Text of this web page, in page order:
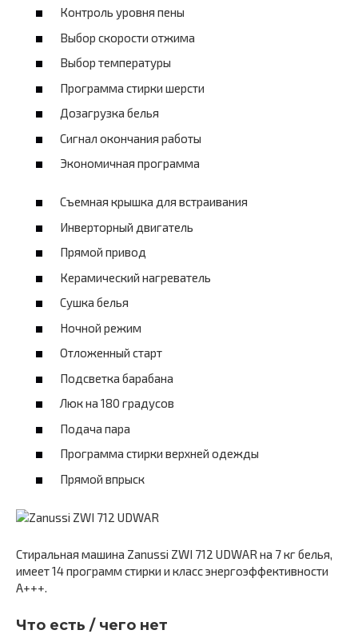
Контроль уровня пены
Выбор скорости отжима
Выбор температуры
Программа стирки шерсти
Дозагрузка белья
Сигнал окончания работы
Экономичная программа
Съемная крышка для встраивания
Инверторный двигатель
Прямой привод
Керамический нагреватель
Сушка белья
Ночной режим
Отложенный старт
Подсветка барабана
Люк на 180 градусов
Подача пара
Программа стирки верхней одежды
Прямой впрыск
Стиральная машина Zanussi ZWI 712 UDWAR на 7 кг белья,
имеет 14 программ стирки и класс энергоэффективности
A+++.
Что есть / чего нет